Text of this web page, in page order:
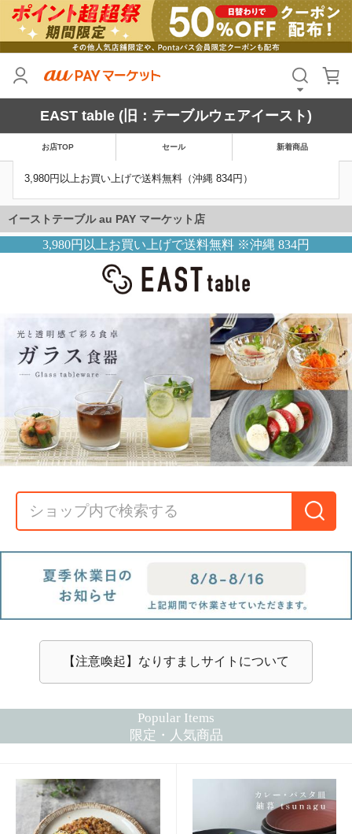
EAST table (旧：テーブルウェアイースト)
お店TOP セール 新着商品
3,980円以上お買い上げで送料無料（沖縄 834円）
イーストテーブル au PAY マーケット店
3,980円以上お買い上げで送料無料 ※沖縄 834円
【注意喚起】なりすましサイトについて
Popular Items
限定・人気商品
980円（税込）
(1.0%)
5.00点 (1件)